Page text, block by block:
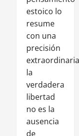
estoico lo
resume
con una
precisión
la
verdadera
libertad
no es la
ausencia
de